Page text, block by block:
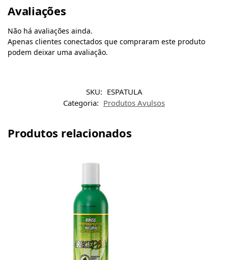
Avaliações
Não há avaliações ainda.
Apenas clientes conectados que compraram este produto
podem deixar uma avaliação.
SKU: ESPATULA
Categoria: Produtos Avulsos
Produtos relacionados